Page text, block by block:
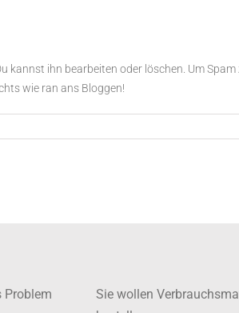
ihn bearbeiten oder löschen. Um
wie ran ans Bloggen!
Problem
Sie wollen